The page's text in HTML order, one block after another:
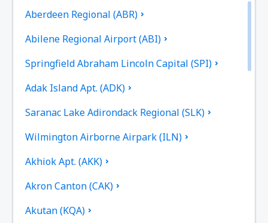
Aberdeen Regional (ABR)
Abilene Regional Airport (ABI)
Springfield Abraham Lincoln Capital (SPI)
Adak Island Apt. (ADK)
Saranac Lake Adirondack Regional (SLK)
Wilmington Airborne Airpark (ILN)
Akhiok Apt. (AKK)
Akron Canton (CAK)
Akutan (KQA)